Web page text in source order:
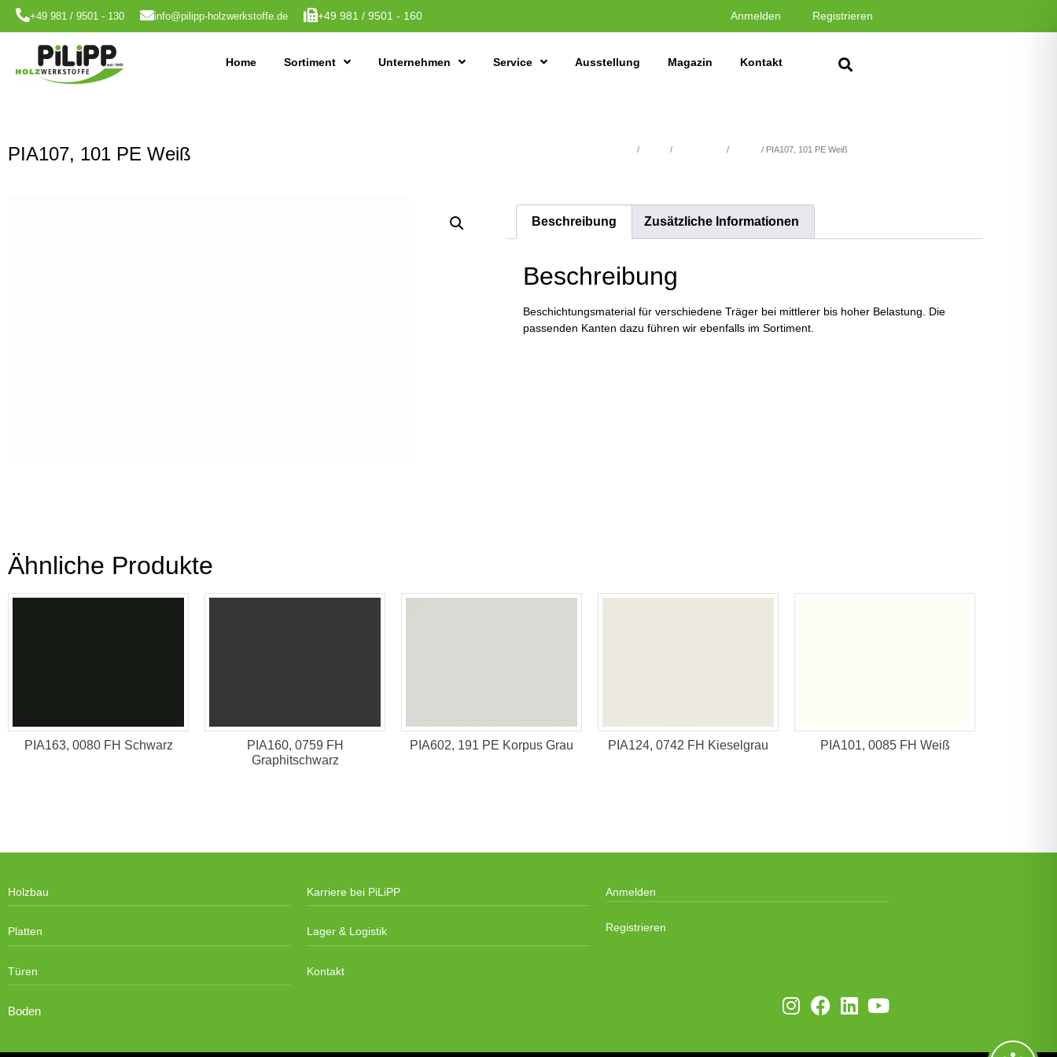
+49 981 / 9501 - 130 info@pilipp-holzwerkstoffe.de +49 981 / 9501 - 160 Anmelden Registrieren
Home Sortiment Unternehmen Service Ausstellung Magazin Kontakt
PIA107, 101 PE Weiß / / / / PIA107, 101 PE Weiß
Beschreibung Zusätzliche Informationen
Beschreibung
Beschichtungsmaterial für verschiedene Träger bei mittlerer bis hoher Belastung. Die
passenden Kanten dazu führen wir ebenfalls im Sortiment.
Ähnliche Produkte
PIA163, 0080 FH Schwarz
PIA160, 0759 FH
Graphitschwarz
PIA602, 191 PE Korpus Grau PIA124, 0742 FH Kieselgrau PIA101, 0085 FH Weiß
Holzbau
Platten
Türen
Boden
Karriere bei PiLiPP
Lager & Logistik
Kontakt
Anmelden
Registrieren